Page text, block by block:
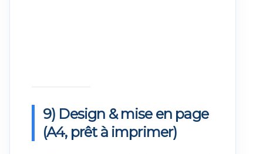
9) Design & mise en page
(A4, prêt à imprimer)